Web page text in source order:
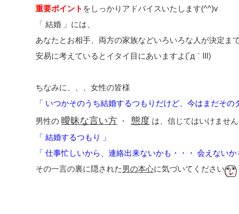
重要ポイント をしっかりアドバイスいたします(^^)v
「 結婚 」には、
あなたとお相手、両方の家族などいろいろな人が決定ま
安易に考えているとイタイ目にあいますよ(´д｀lll)
ちなみに、、、女性の皆様
「 いつかそのうち結婚するつもりだけど、今はまだその
男性の 曖昧な言い方 ・ 態度 は、信じてはいけません
「 結婚するつもり 」
「 仕事忙しいから、連絡出来ないかも・・・ 会えないか
その一言の裏に隠された男の本心に気づいてください